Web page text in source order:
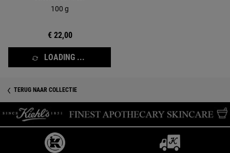
100 g
€ 22,00
LOADING ...
TERUG NAAR COLLECTIE